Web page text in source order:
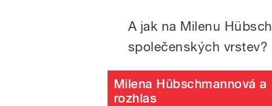
A jak na Milenu
společenských vrstev?
Milena Hübschmannová a
rozhlas